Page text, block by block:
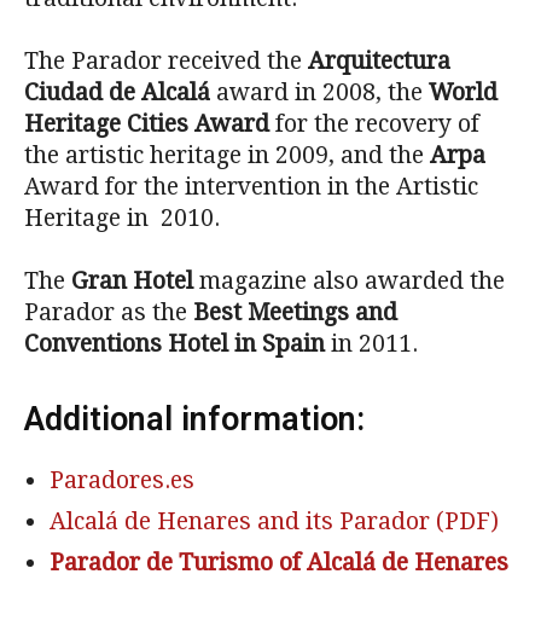
The Parador received the Arquitectura
Ciudad de Alcalá award in 2008, the World
Heritage Cities Awardfor the recovery of
the artistic heritage in 2009, and the Arpa
Award for the intervention in the Artistic
Heritage in 2010.
The Gran Hotelmagazine also awarded the
Parador as the Best Meetings and
Conventions Hotel in Spainin 2011.
Additional information:
Paradores.es
Alcalá de Henares and its Parador (PDF)
Parador de Turismo of Alcalá de Henares